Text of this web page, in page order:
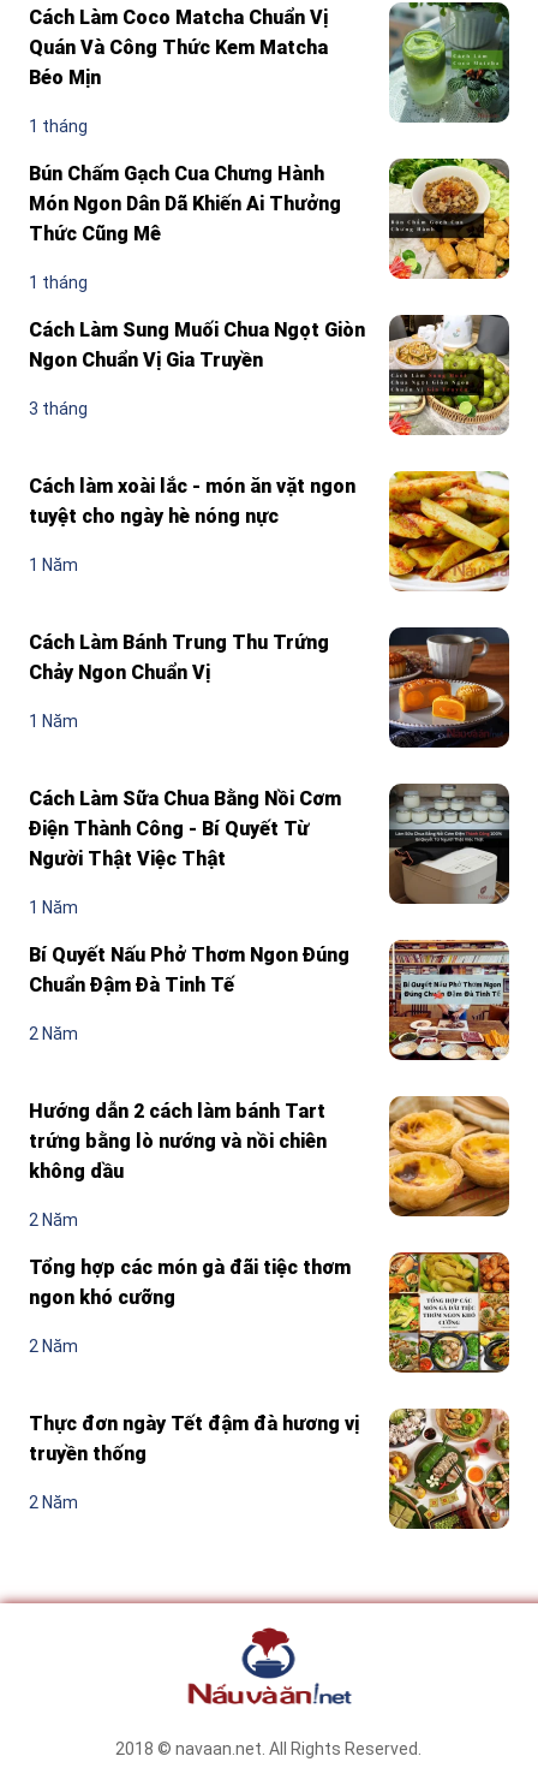
Cách Làm Coco Matcha Chuẩn Vị
Quán Và Công Thức Kem Matcha
Béo Mịn
1 tháng
Bún Chấm Gạch Cua Chưng Hành
Món Ngon Dân Dã Khiến Ai Thưởng
Thức Cũng Mê
1 tháng
Cách Làm Sung Muối Chua Ngọt Giòn
Ngon Chuẩn Vị Gia Truyền
3 tháng
Cách làm xoài lắc - món ăn vặt ngon
tuyệt cho ngày hè nóng nực
1 Năm
Cách Làm Bánh Trung Thu Trứng
Chảy Ngon Chuẩn Vị
1 Năm
Cách Làm Sữa Chua Bằng Nồi Cơm
Điện Thành Công - Bí Quyết Từ
Người Thật Việc Thật
1 Năm
Bí Quyết Nấu Phở Thơm Ngon Đúng
Chuẩn Đậm Đà Tinh Tế
2 Năm
Hướng dẫn 2 cách làm bánh Tart
trứng bằng lò nướng và nồi chiên
không dầu
2 Năm
Tổng hợp các món gà đãi tiệc thơm
ngon khó cưỡng
2 Năm
Thực đơn ngày Tết đậm đà hương vị
truyền thống
2 Năm
2018 © navaan.net. All Rights Reserved.